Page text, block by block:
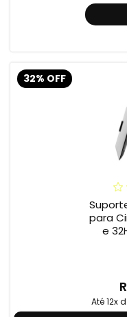
32% OFF
para
e
Até 12x